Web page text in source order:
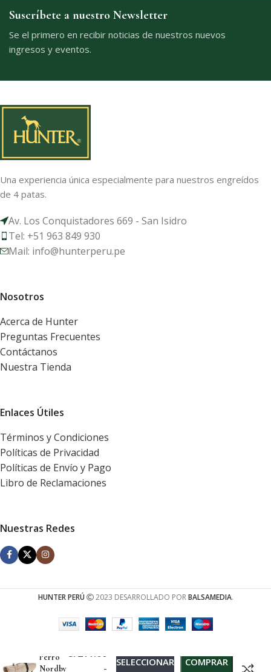
Suscríbete a nuestro Newsletter
Se el primero en recibir noticias de nuestros nuevos
ingresos y eventos.
Una experiencia única especialmente para nuestros engreídos
de 4 patas.
Av. Los Conquistadores 669 - San Isidro
Tel: +51 963 849 930
Mail: info@hunterperu.pe
Nosotros
Acerca de Hunter
Preguntas Frecuentes
Contáctanos
Nuestra Tienda
Enlaces Útiles
Términos y Condiciones
Políticas de Privacidad
Políticas de Envío y Pago
Libro de Reclamaciones
Nuestras Redes
HUNTER PERÚ 2023 DESARROLLADO PORBALSAMEDIA.
Abrigo
Perro
Nordby
S/ 211.00
-
SELECCIONAR
COMPRAR